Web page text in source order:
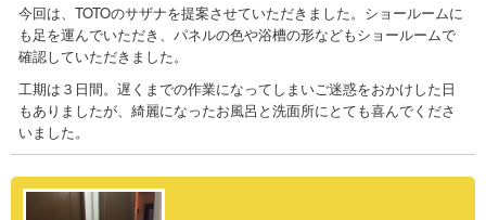
今回は、TOTOのサザナを提案させていただきました。ショールームに
も足を運んでいただき、パネルの色や浴槽の形などもショールームで
確認していただきました。
工期は３日間。遅くまでの作業になってしまいご迷惑をおかけした日
もありましたが、綺麗になったお風呂と洗面所にとても喜んでくださ
いました。